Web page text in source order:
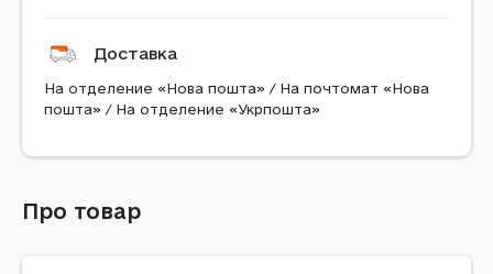
Доставка
На отделение «Нова пошта» / На почтомат «Нова
пошта» / На отделение «Укрпошта»
Про товар